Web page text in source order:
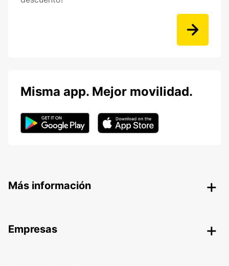
Misma app. Mejor movilidad.
Más información
Empresas